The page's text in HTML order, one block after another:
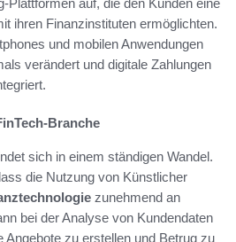
Plattformen auf, die den Kunden eine
ihren Finanzinstituten ermöglichten.
und mobilen Anwendungen
verändert und digitale Zahlungen
Branche
sich in einem ständigen Wandel.
die Nutzung von Künstlicher
zunehmend an
bei der Analyse von Kundendaten
Angebote zu erstellen und Betrug zu